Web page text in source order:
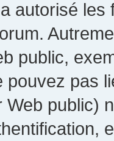
autorisé
public,
pouvez pas
Web public)